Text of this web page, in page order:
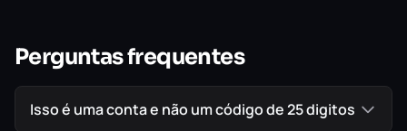
garantindo assim a melhor procedência possível para
Perguntas frequentes
Isso é uma conta e não um código de 25 digitos